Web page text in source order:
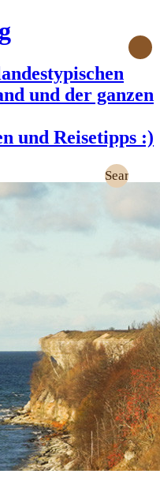
und der ganzen
und Reisetipps :)
Search